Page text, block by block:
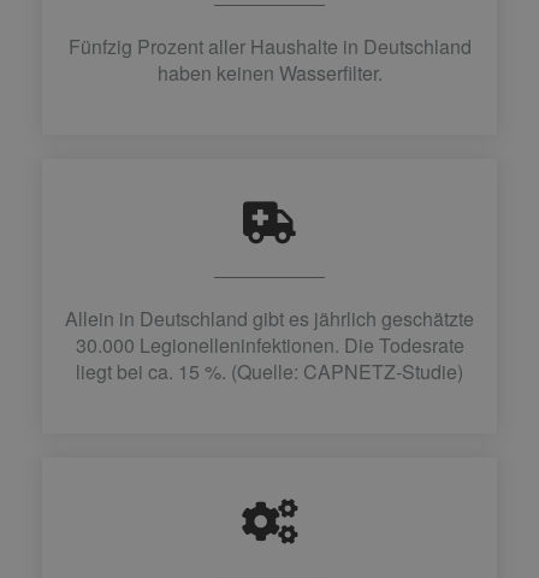
Fünfzig Prozent aller Haushalte in Deutschland
haben keinen Wasserfilter.
Allein in Deutschland gibt es jährlich geschätzte
30.000 Legionelleninfektionen. Die Todesrate
liegt bei ca. 15 %. (Quelle: CAPNETZ-Studie)